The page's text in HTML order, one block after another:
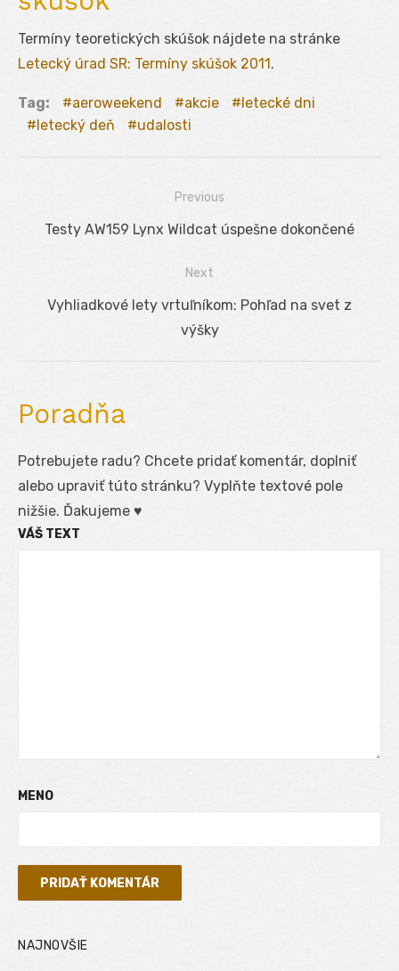
Termíny teoretických skúšok nájdete na stránke
Letecký úrad SR: Termíny skúšok 2011.
Tag: aeroweekend akcie
letecké dni
letecký deň
udalosti
Navigácia
Previous
Previous
Testy AW159 Lynx Wildcat úspešne dokončené
Next
NextVyhliadkové lety vrtuľníkom: Pohľad na svet z
výšky
Poradňa
Potrebujete radu? Chcete pridať komentár, doplniť
alebo upraviť túto stránku? Vyplňte textové pole
nižšie. Ďakujeme ♥
VÁŠ TEXT
MENO
NAJNOVŠIE